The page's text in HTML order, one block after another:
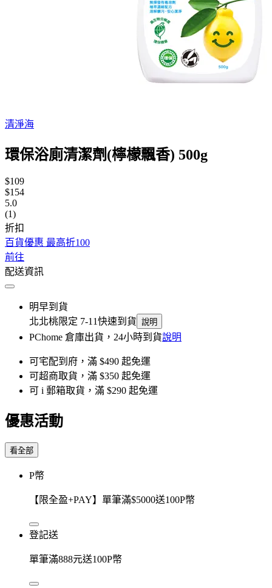
清淨海
環保浴廁清潔劑(檸檬飄香) 500g
$109
$154
5.0
(1)
折扣
百貨優惠 最高折100
前往
配送資訊
明早到貨
北北桃限定 7-11快速到貨 說明
PChome 倉庫出貨，24小時到貨說明
可宅配到府，滿 $490 起免運
可超商取貨，滿 $350 起免運
可 i 郵箱取貨，滿 $290 起免運
優惠活動
看全部
P幣
【限全盈+PAY】單筆滿$5000送100P幣
登記送
單筆滿888元送100P幣